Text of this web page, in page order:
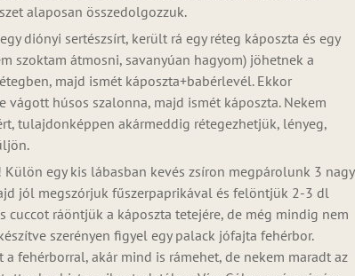
alaposan összedolgozzuk.
diónyi sertészsírt, került rá egy réteg káposzta és egy
szoktam átmosni, savanyúan hagyom) jöhetnek a
majd ismét káposzta+babérlevél. Ekkor
vágott húsos szalonna, majd ismét káposzta. Nekem
tulajdonképpen akármeddig rétegezhetjük, lényeg,
egy kis lábasban kevés zsíron megpárolunk 3 nagy
jól megszórjuk fűszerpaprikával és felöntjük 2-3 dl
cuccot ráöntjük a káposzta tetejére, de még mindig nem
szerényen figyel egy palack jófajta fehérbor.
fehérborral, akár mind is rámehet, de nekem maradt az